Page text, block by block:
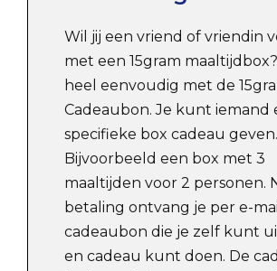
Wil jij een vriend of vriendin
met een 15gram
heel eenvoudig met de
Cadeaubon. Je kunt iemand
specifieke box cadeau geven.
Bijvoorbeeld een box met 3
maaltijden voor 2 personen.
betaling ontvang je per e-
cadeaubon die je zelf kunt
en cadeau kunt doen. De